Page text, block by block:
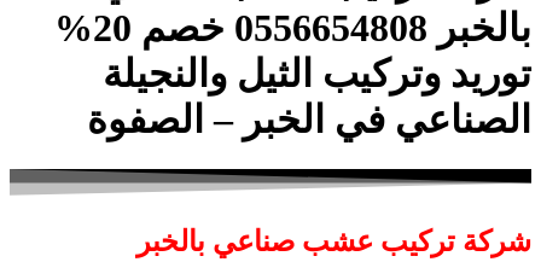
بالخبر 0556654808 خصم 20%
توريد وتركيب الثيل والنجيلة
الصناعي في الخبر – الصفوة
شركة تركيب عشب صناعي بالخبر